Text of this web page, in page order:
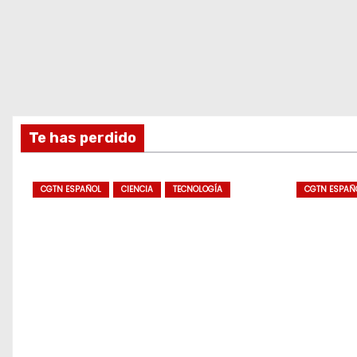
Te has perdido
CGTN ESPAÑOL CIENCIA TECNOLOGÍA CGTN